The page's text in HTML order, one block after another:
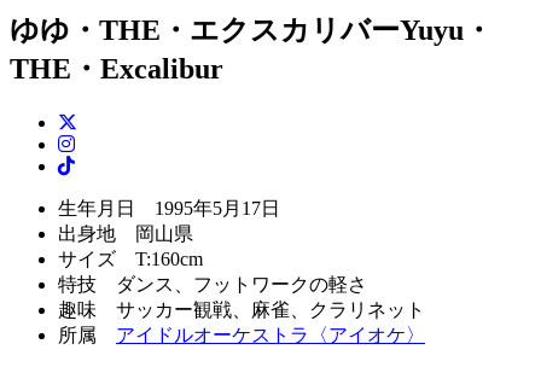
ゆゆ・THE・エクスカリバーYuyu・
THE・Excalibur
生年月日 1995年5月17日
出身地 岡山県
サイズ T:160cm
特技 ダンス、フットワークの軽さ
趣味 サッカー観戦、麻雀、クラリネット
所属 アイドルオーケストラ〈アイオケ〉